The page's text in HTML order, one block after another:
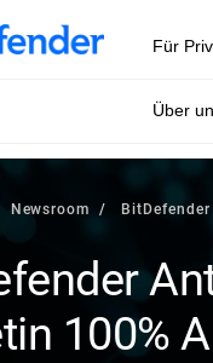
Für
Über
Newsroom
100%